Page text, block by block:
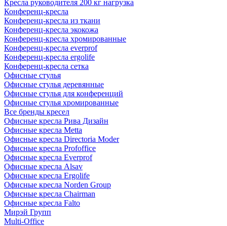
Кресла руководителя 200 кг нагрузка
Конференц-кресла
Конференц-кресла из ткани
Конференц-кресла экокожа
Конференц-кресла хромированные
Конференц-кресла everprof
Конференц-кресла ergolife
Конференц-кресла сетка
Офисные стулья
Офисные стулья деревянные
Офисные стулья для конференций
Офисные стулья хромированные
Все бренды кресел
Офисные кресла Рива Дизайн
Офисные кресла Metta
Офисные кресла Directoria Moder
Офисные кресла Profoffice
Офисные кресла Everprof
Офисные кресла Alsav
Офисные кресла Ergolife
Офисные кресла Norden Group
Офисные кресла Chairman
Офисные кресла Falto
Мирэй Групп
Multi-Office